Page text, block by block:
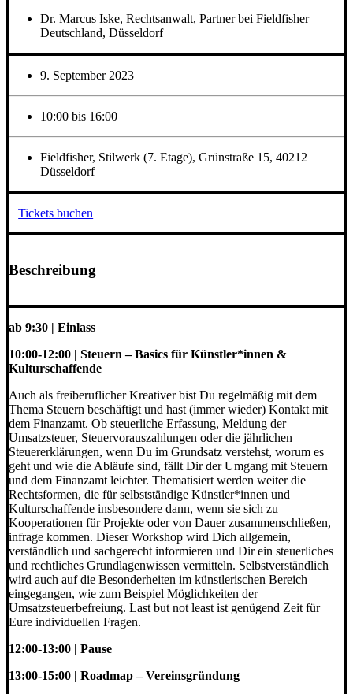
Dr. Marcus Iske, Rechtsanwalt, Partner bei Fieldfisher
Deutschland, Düsseldorf
9. September 2023
10:00 bis 16:00
Fieldfisher, Stilwerk (7. Etage), Grünstraße 15, 40212
Düsseldorf
Tickets buchen
Beschreibung
ab 9:30 | Einlass
10:00-12:00 | Steuern – Basics für Künstler*innen &
Kulturschaffende
Auch als freiberuflicher Kreativer bist Du regelmäßig mit dem
Thema Steuern beschäftigt und hast (immer wieder) Kontakt mit
dem Finanzamt. Ob steuerliche Erfassung, Meldung der
Umsatzsteuer, Steuervorauszahlungen oder die jährlichen
Steuererklärungen, wenn Du im Grundsatz verstehst, worum es
geht und wie die Abläufe sind, fällt Dir der Umgang mit Steuern
und dem Finanzamt leichter. Thematisiert werden weiter die
Rechtsformen, die für selbstständige Künstler*innen und
Kulturschaffende insbesondere dann, wenn sie sich zu
Kooperationen für Projekte oder von Dauer zusammenschließen,
infrage kommen. Dieser Workshop wird Dich allgemein,
verständlich und sachgerecht informieren und Dir ein steuerliches
und rechtliches Grundlagenwissen vermitteln. Selbstverständlich
wird auch auf die Besonderheiten im künstlerischen Bereich
eingegangen, wie zum Beispiel Möglichkeiten der
Umsatzsteuerbefreiung. Last but not least ist genügend Zeit für
Eure individuellen Fragen.
12:00-13:00 | Pause
13:00-15:00 | Roadmap – Vereinsgründung